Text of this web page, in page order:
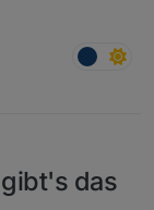
das